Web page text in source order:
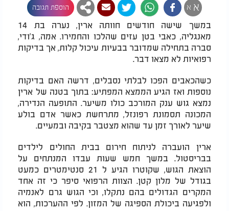
א א הוספת תגובה
במשך שישה חודשים חוותה ארין, נערה בת 14
מאנגליה, כאבי בטן עזים שהלכו והחמירו. אמה, ג’ודי,
סברה בתחילה שמדובר בבעיות עיכול קלות, אך בדיקות
רפואיות לא מצאו דבר.
כשהכאבים הפכו לבלתי נסבלים, דרשה האם בדיקות
נוספות ואז הגיע הממצא המפתיע: בתוך בטנה של ארין
נמצא גוש ענק המורכב כולו משיער. התופעה הנדירה,
המכונה תסמונת רפונזל, מתרחשת כאשר אדם בולע
שיער לאורך זמן עד שהוא מצטבר בקיבה ובמעיים.
ארין הועברה לניתוח חירום בבית החולים לילדים
בבריסטול. במשך חמש שעות עבדו המנתחים על
הוצאת הגוש, שקוטרו הגיע ל 21 סנטימטרים כמעט
בגודל של מלון קטן. הצוות הרפואי סיפר כי זה אחד
המקרים הגדולים בהם נתקלו, וכי הגוש גרם לאנמיה
ולפגיעה ביכולת הספיגה של המזון. לפי ההערכות, הוא